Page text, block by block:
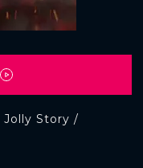
Jolly Story /